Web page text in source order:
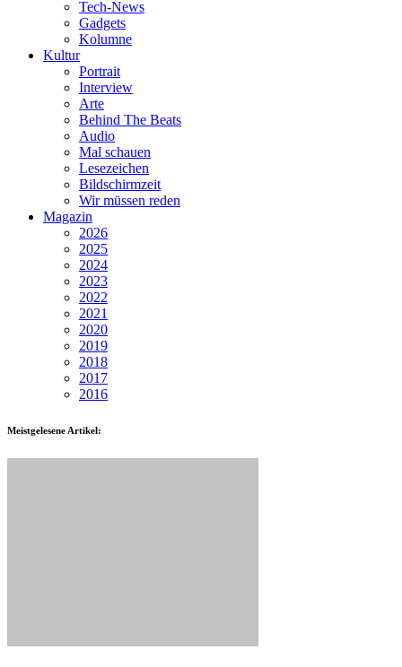
Tech-News
Gadgets
Kolumne
Kultur
Portrait
Interview
Arte
Behind The Beats
Audio
Mal schauen
Lesezeichen
Bildschirmzeit
Wir müssen reden
Magazin
2026
2025
2024
2023
2022
2021
2020
2019
2018
2017
2016
Meistgelesene Artikel: